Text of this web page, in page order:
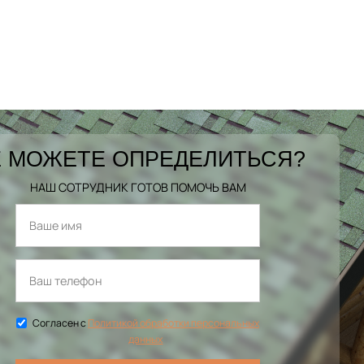
МОЖЕТЕ ОПРЕДЕЛИТЬСЯ?
НАШ СОТРУДНИК ГОТОВ ПОМОЧЬ ВАМ
Согласен сПолитикой обработки персональных
данных